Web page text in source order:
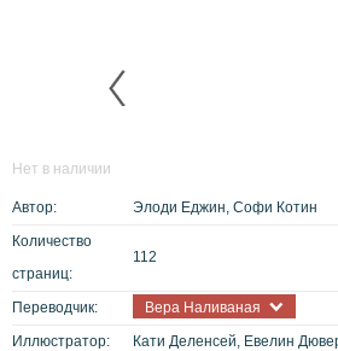
Нет в наличии
Автор:
Элоди Еджин, Софи Котин
Количество
страниц:
112
Переводчик:
Вера Наливаная
Иллюстратор:
Кати Деленсей, Евелин